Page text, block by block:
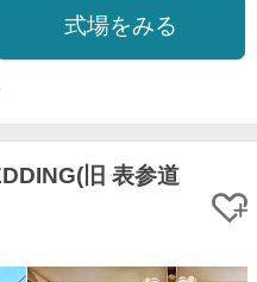
式場をみる
旧 表参道